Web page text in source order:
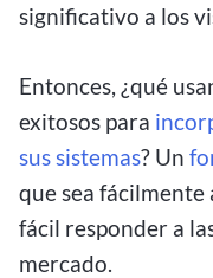
significativo a los
Entonces, ¿qué
exitosos para
sus sistemas? Un
que sea fácilmente
fácil responder a
mercado.